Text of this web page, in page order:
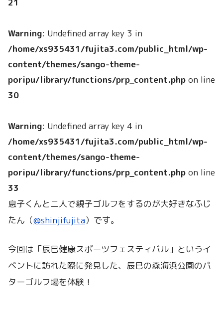
Warning: Undefined array key 3 in
/home/xs935431/fujita3.com/public_html/wp-
content/themes/sango-theme-
poripu/library/functions/prp_content.php on line
30
Warning: Undefined array key 4 in
/home/xs935431/fujita3.com/public_html/wp-
content/themes/sango-theme-
poripu/library/functions/prp_content.php on line
33
息子くんと二人で親子ゴルフをするのが大好きなふじ
たん（@shinjifujita）です。
今回は「辰巳健康スポーツフェスティバル」というイ
ベントに訪れた際に発見した、辰巳の森海浜公園のパ
ターゴルフ場を体験！